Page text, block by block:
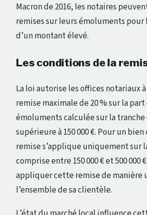
Macron de 2016, les notaires
remises sur leurs émoluments pour
d’un montant élevé.
Les conditions de la
La loi autorise les offices notariaux
remise maximale de 20 % sur la
émoluments calculée sur la
supérieure à 150 000 €. Pour un bien
remise s’applique uniquement sur
comprise entre 150 000 € et 500 000
appliquer cette remise de manière
l’ensemble de sa clientèle.